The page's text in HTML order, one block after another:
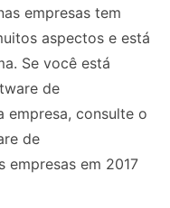
empresas tem
aspectos e está
Se você está
de
empresa, consulte o
de
empresas em 2017